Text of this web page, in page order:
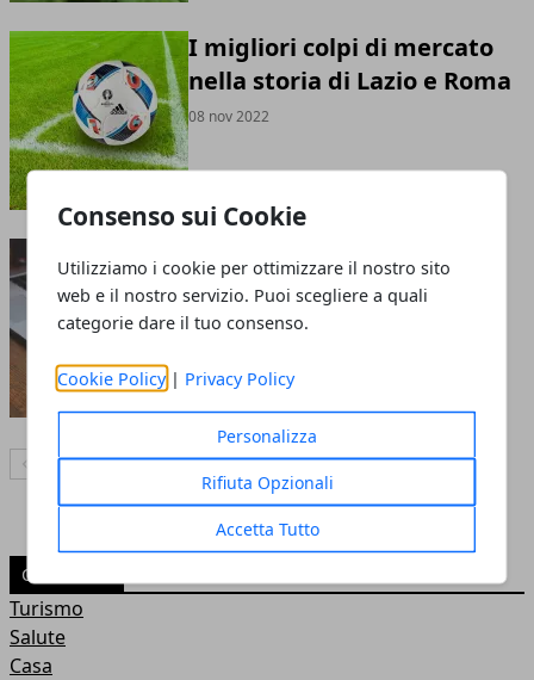
Consenso sui Cookie
Utilizziamo i cookie per ottimizzare il nostro sito
web e il nostro servizio. Puoi scegliere a quali
categorie dare il tuo consenso.
Cookie Policy | Privacy Policy
Personalizza
Rifiuta Opzionali
Accetta Tutto
I migliori colpi di mercato
nella storia di Lazio e Roma
08 nov 2022
Formazione e lavoro:
l’importanza
dell’aggiornamento
06 nov 2022
Articolo Precedente
Articolo Successivo
CATEGORIE
Turismo
Salute
Casa